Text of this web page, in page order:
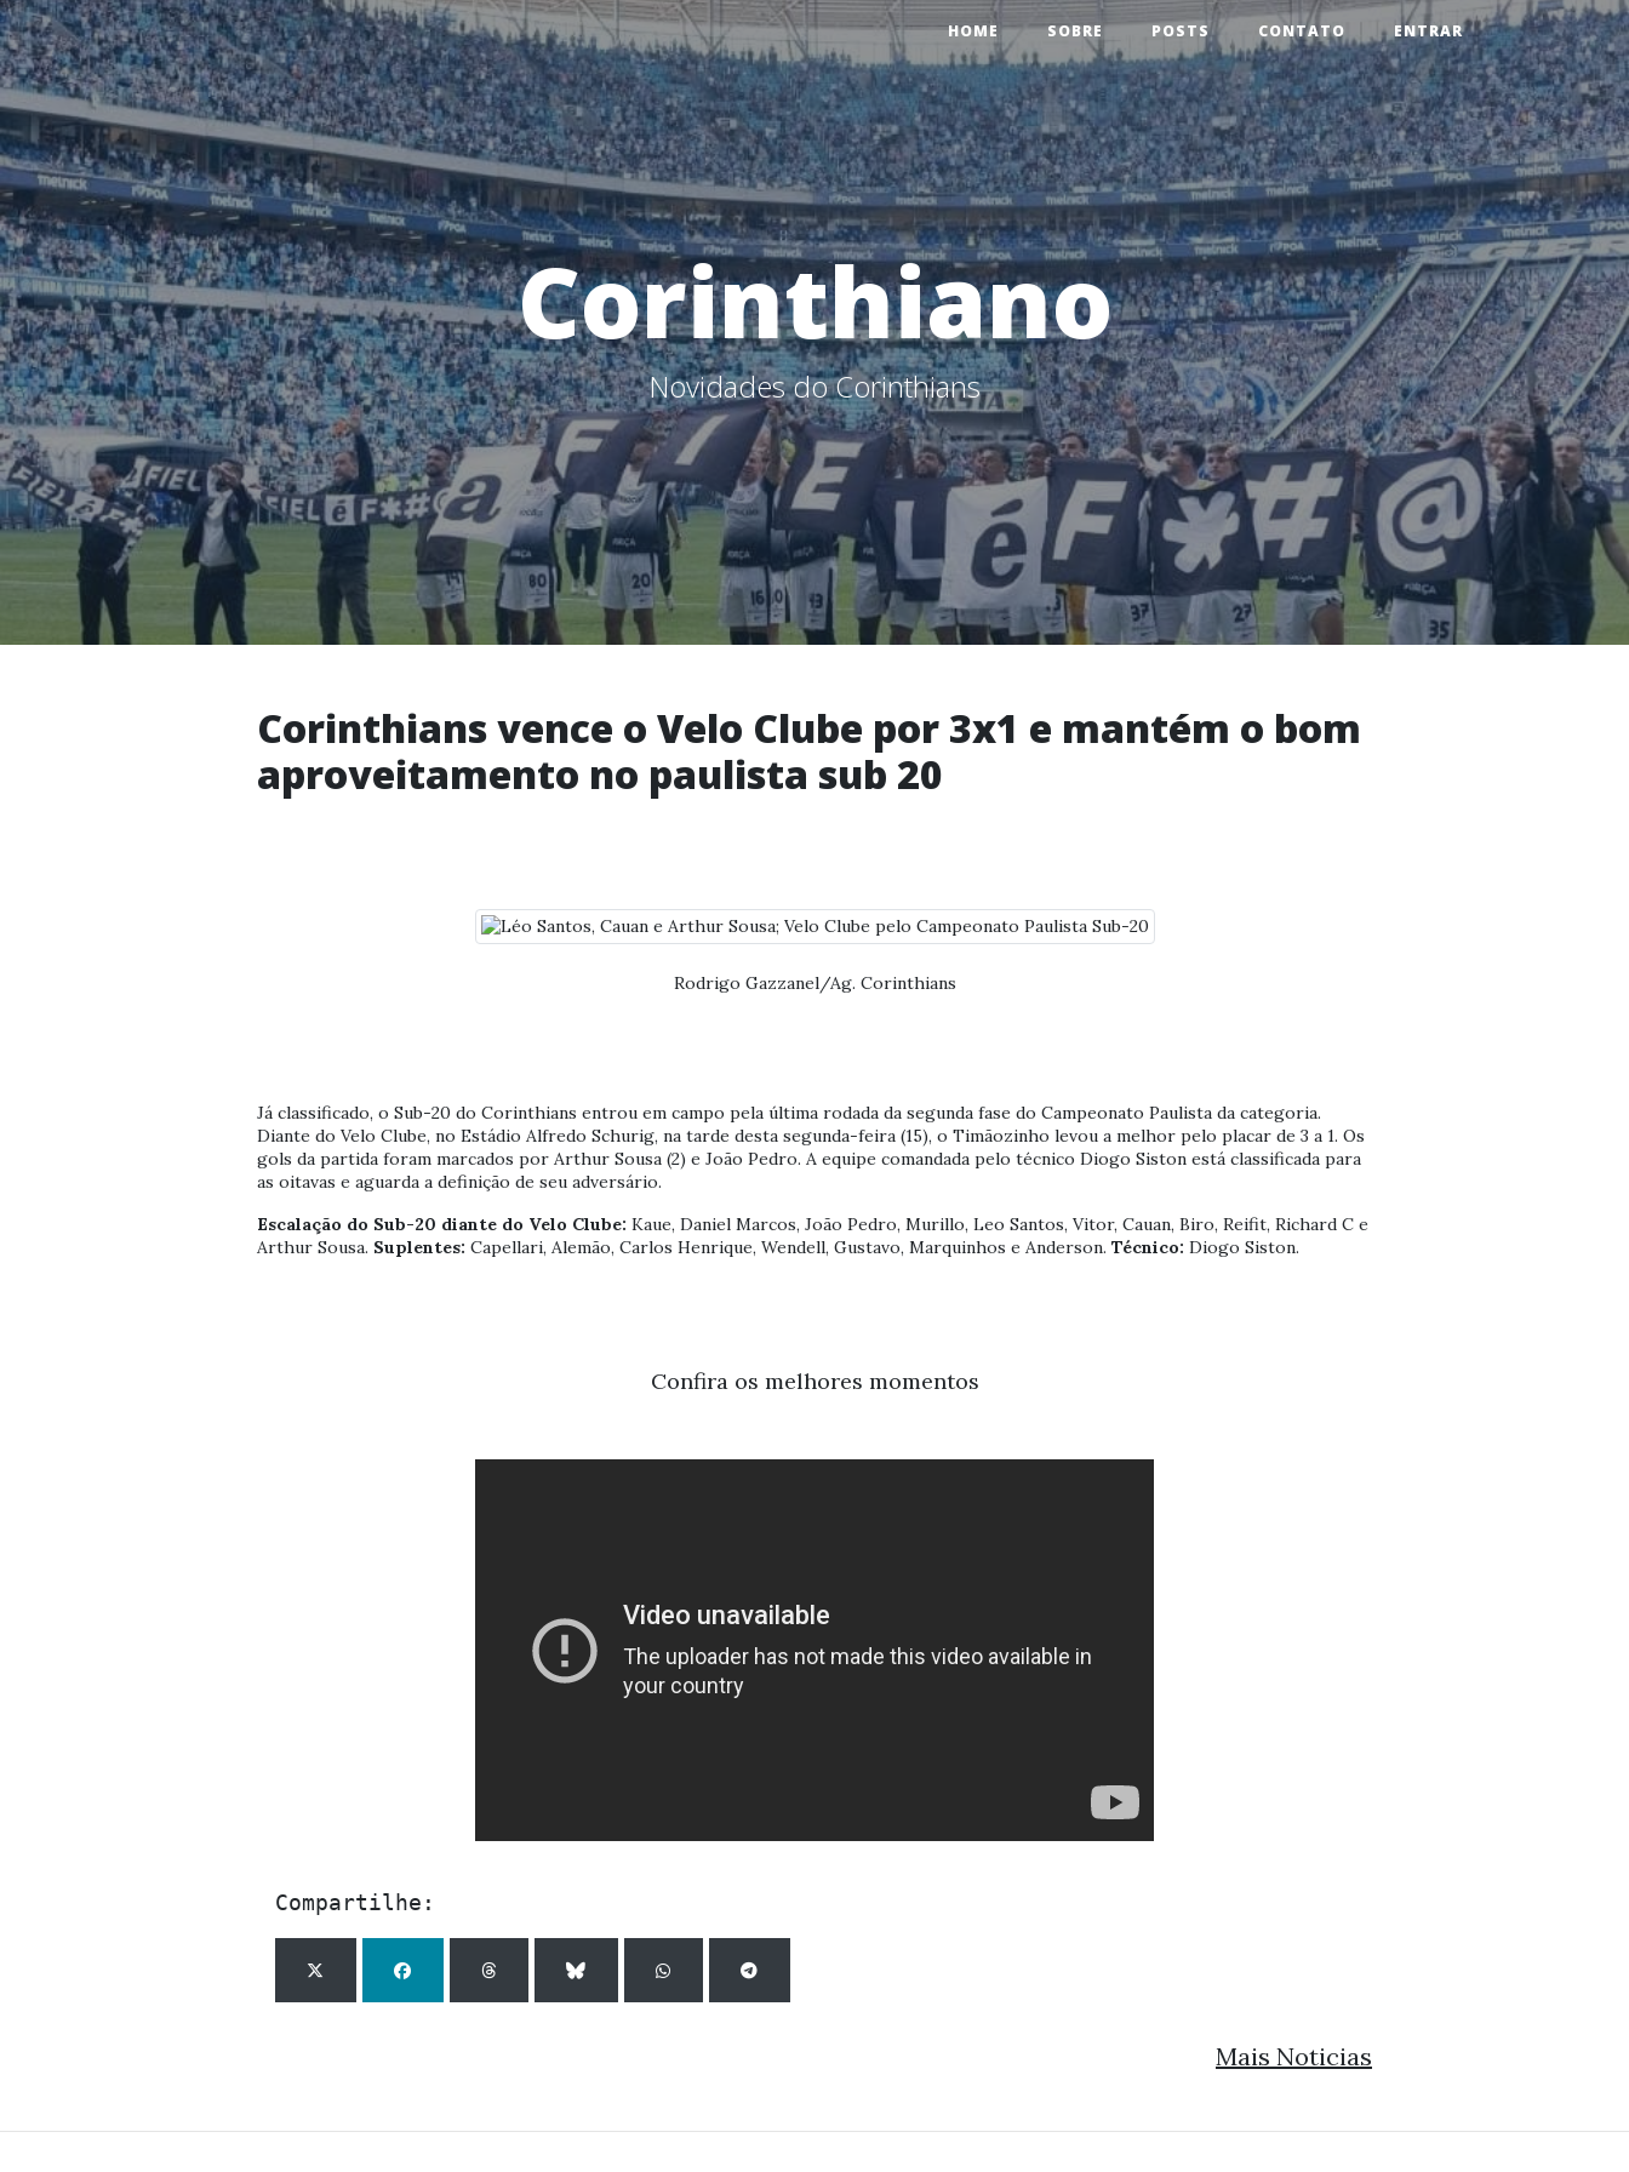
HOME SOBRE POSTS CONTATO ENTRAR
Corinthiano
Novidades do Corinthians
Corinthians vence o Velo Clube por 3x1 e mantém o bom
aproveitamento no paulista sub 20
Rodrigo Gazzanel/Ag. Corinthians
Já classificado, o Sub-20 do Corinthians entrou em campo pela última rodada da segunda fase do Campeonato Paulista da categoria.
Diante do Velo Clube, no Estádio Alfredo Schurig, na tarde desta segunda-feira (15), o Timãozinho levou a melhor pelo placar de 3 a 1. Os
gols da partida foram marcados por Arthur Sousa (2) e João Pedro. A equipe comandada pelo técnico Diogo Siston está classificada para
as oitavas e aguarda a definição de seu adversário.
Escalação do Sub-20 diante do Velo Clube: Kaue, Daniel Marcos, João Pedro, Murillo, Leo Santos, Vitor, Cauan, Biro, Reifit, Richard C e
Arthur Sousa. Suplentes: Capellari, Alemão, Carlos Henrique, Wendell, Gustavo, Marquinhos e Anderson. Técnico: Diogo Siston.
Confira os melhores momentos
Compartilhe:
Mais Noticias